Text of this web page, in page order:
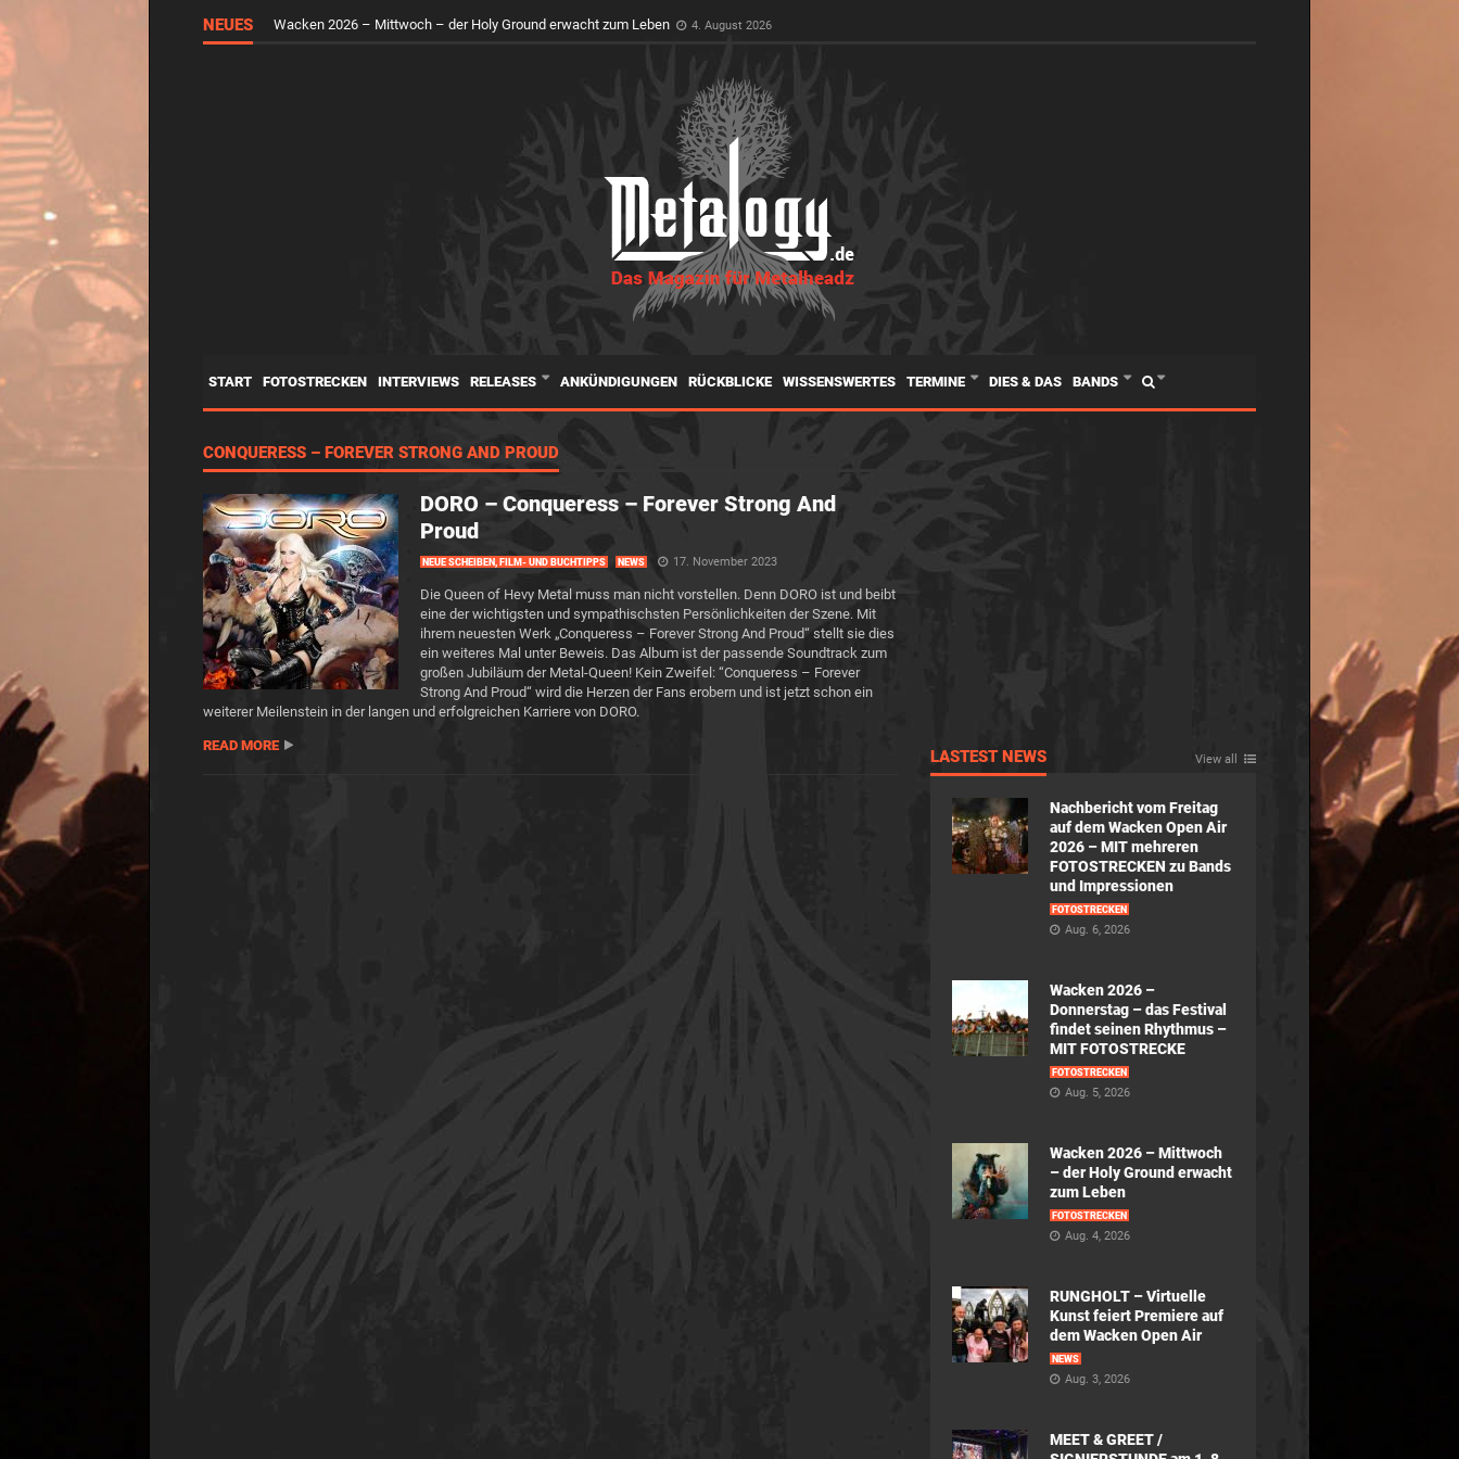
NEUES Wacken 2026 – Mittwoch – der Holy Ground erwacht zum Leben 4. August 2026
START FOTOSTRECKEN INTERVIEWS RELEASES ANKÜNDIGUNGEN RÜCKBLICKE WISSENSWERTES TERMINE DIES & DAS BANDS
CONQUERESS – FOREVER STRONG AND PROUD
DORO – Conqueress – Forever Strong And
Proud
NEUE SCHEIBEN, FILM- UND BUCHTIPPS NEWS 17. November 2023
Die Queen of Hevy Metal muss man nicht vorstellen. Denn DORO ist und beibt
eine der wichtigsten und sympathischsten Persönlichkeiten der Szene. Mit
ihrem neuesten Werk „Conqueress – Forever Strong And Proud“ stellt sie dies
ein weiteres Mal unter Beweis. Das Album ist der passende Soundtrack zum
großen Jubiläum der Metal-Queen! Kein Zweifel: “Conqueress – Forever
Strong And Proud“ wird die Herzen der Fans erobern und ist jetzt schon ein
weiterer Meilenstein in der langen und erfolgreichen Karriere von DORO.
READ MORE
LASTEST NEWS View all
Nachbericht vom Freitag
auf dem Wacken Open Air
2026 – MIT mehreren
FOTOSTRECKEN zu Bands
und Impressionen
FOTOSTRECKEN
Aug. 6, 2026
Wacken 2026 –
Donnerstag – das Festival
findet seinen Rhythmus –
MIT FOTOSTRECKE
FOTOSTRECKEN
Aug. 5, 2026
Wacken 2026 – Mittwoch
– der Holy Ground erwacht
zum Leben
FOTOSTRECKEN
Aug. 4, 2026
RUNGHOLT – Virtuelle
Kunst feiert Premiere auf
dem Wacken Open Air
NEWS
Aug. 3, 2026
MEET & GREET /